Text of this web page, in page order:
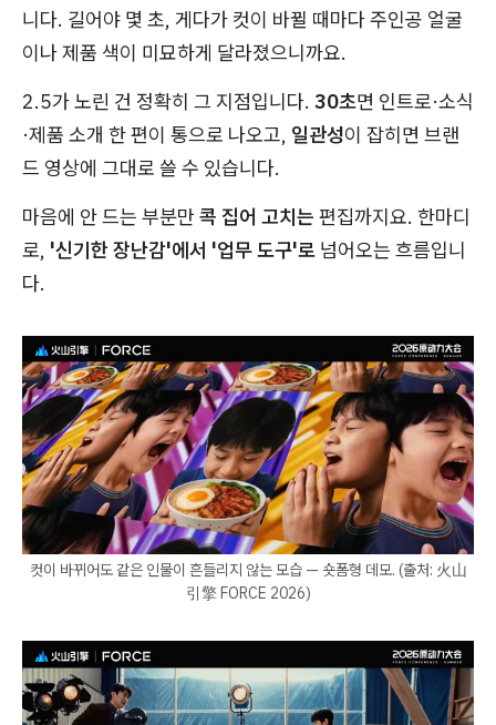
니다. 길어야 몇 초, 게다가 컷이 바뀔 때마다 주인공 얼굴
이나 제품 색이 미묘하게 달라졌으니까요.
2.5가 노린 건 정확히 그 지점입니다. 30초면 인트로·소식
·제품 소개 한 편이 통으로 나오고, 일관성이 잡히면 브랜
드 영상에 그대로 쓸 수 있습니다.
마음에 안 드는 부분만 콕 집어 고치는 편집까지요. 한마디
로, '신기한 장난감'에서 '업무 도구'로 넘어오는 흐름입니
다.
컷이 바뀌어도 같은 인물이 흔들리지 않는 모습 — 숏폼형 데모. (출처: 火山
引擎 FORCE 2026)